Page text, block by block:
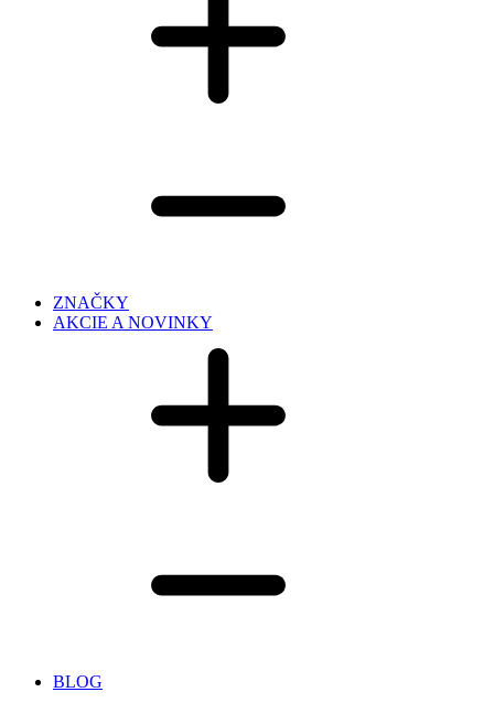
ZNAČKY
AKCIE A NOVINKY
BLOG